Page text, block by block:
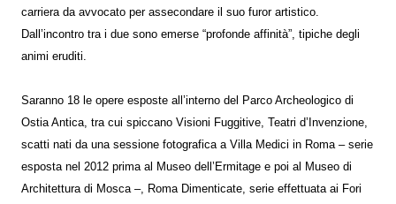
carriera da avvocato per assecondare il suo furor artistico.
Dall’incontro tra i due sono emerse “profonde affinità”, tipiche degli
animi eruditi.
Saranno 18 le opere esposte all’interno del Parco Archeologico di
Ostia Antica, tra cui spiccano Visioni Fuggitive, Teatri d’Invenzione,
scatti nati da una sessione fotografica a Villa Medici in Roma – serie
esposta nel 2012 prima al Museo dell’Ermitage e poi al Museo di
Architettura di Mosca –, Roma Dimenticate, serie effettuata ai Fori